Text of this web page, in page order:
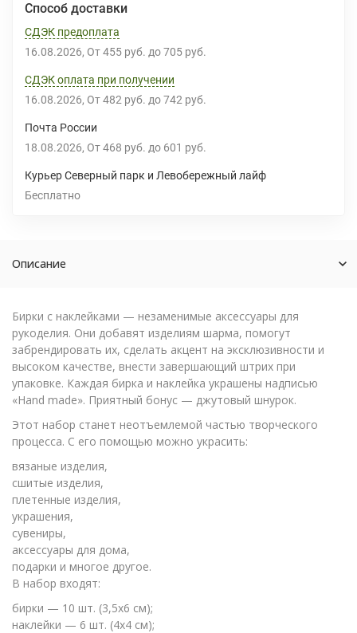
Способ доставки
СДЭК предоплата
16.08.2026 От 455 руб. до 705 руб.
СДЭК оплата при получении
16.08.2026 От 482 руб. до 742 руб.
Почта России
18.08.2026 От 468 руб. до 601 руб.
Курьер Северный парк и Левобережный лайф
Бесплатно
Описание
Бирки с наклейками — незаменимые аксессуары для
рукоделия. Они добавят изделиям шарма, помогут
забрендировать их, сделать акцент на эксклюзивности и
высоком качестве, внести завершающий штрих при
упаковке. Каждая бирка и наклейка украшены надписью
«Hand made». Приятный бонус — джутовый шнурок.
Этот набор станет неотъемлемой частью творческого
процесса. С его помощью можно украсить:
вязаные изделия,
сшитые изделия,
плетенные изделия,
украшения,
сувениры,
аксессуары для дома,
подарки и многое другое.
В набор входят:
бирки — 10 шт. (3,5х6 см);
наклейки — 6 шт. (4х4 см);